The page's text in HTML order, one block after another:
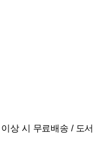
상 시 무료배송 / 도서